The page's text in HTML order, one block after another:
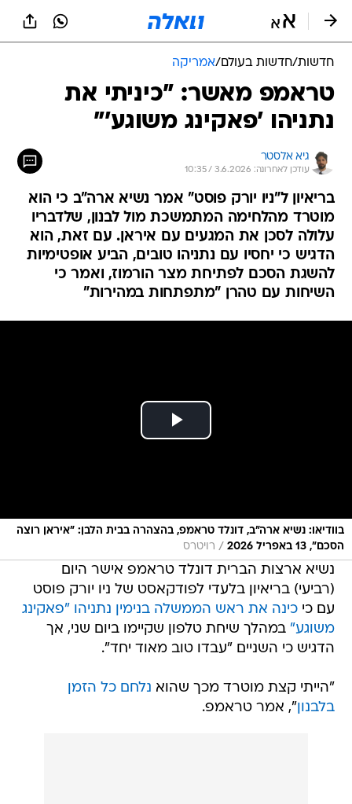
חדשות/חדשות בעולם/אמריקה
טראמפ מאשר: "כיניתי את
נתניהו 'פאקינג משוגע'"
גיא אלסטר
עודכן לאחרונה: 3.6.2026 / 10:35
בריאיון ל"ניו יורק פוסט" אמר נשיא ארה"ב כי הוא
מוטרד מהלחימה המתמשכת מול לבנון, שלדבריו
עלולה לסכן את המגעים עם איראן. עם זאת, הוא
הדגיש כי יחסיו עם נתניהו טובים, הביע אופטימיות
להשגת הסכם לפתיחת מצר הורמוז, ואמר כי
השיחות עם טהרן "מתפתחות במהירות"
בוודיאו: נשיא ארה"ב, דונלד טראמפ, בהצהרה בבית הלבן: "איראן רוצה
הסכם", 13 באפריל 2026
/ רויטרס
נשיא ארצות הברית דונלד טראמפ אישר היום
(רביעי) בריאיון בלעדי לפודקאסט של ניו יורק פוסט
עם כיכינה את ראש הממשלה בנימין נתניהו "פאקינג
משוגע" במהלך שיחת טלפון שקיימו ביום שני, אך
הדגיש כי השניים "עבדו טוב מאוד יחד".
"הייתי קצת מוטרד מכך שהוא נלחם כל הזמן
בלבנון", אמר טראמפ.